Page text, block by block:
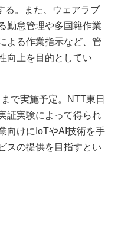
る。また、ウェアラブ
勤怠管理や多国籍作業
よる作業指示など、管
向上を目的としてい
で実施予定。NTT東日
証実験によって得られ
向けにIoTやAI技術を手
スの提供を目指すとい